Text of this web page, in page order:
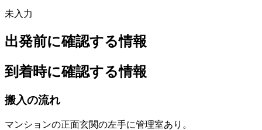
未入力
出発前に確認する情報
到着時に確認する情報
搬入の流れ
マンションの正面玄関の左手に管理室あり。